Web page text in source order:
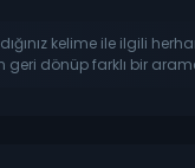
kelime ile ilgili
geri dönüp farklı bir